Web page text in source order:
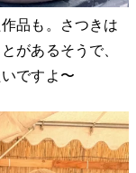
品も。さつきは
があるそうで、
ですよ〜